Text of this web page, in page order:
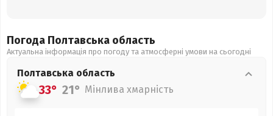
Погода Полтавська область
Актуальна інформація про погоду та атмосферні умови на сьогодні
Полтавська область
33° 21° Мінлива хмарність